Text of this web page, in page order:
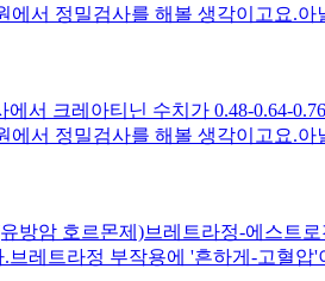
서 정밀검사를 해볼 생각이고요.아
서 크레아티닌 수치가 0.48-0.64-
서 정밀검사를 해볼 생각이고요.아
방암 호르몬제)브레트라정-에스트로
레트라정 부작용에 '흔하게-고혈압